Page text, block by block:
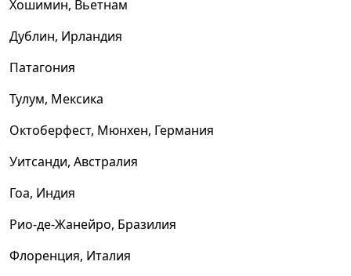
Хошимин, Вьетнам
Дублин, Ирландия
Патагония
Тулум, Мексика
Октоберфест, Мюнхен, Германия
Уитсанди, Австралия
Гоа, Индия
Рио-де-Жанейро, Бразилия
Флоренция, Италия